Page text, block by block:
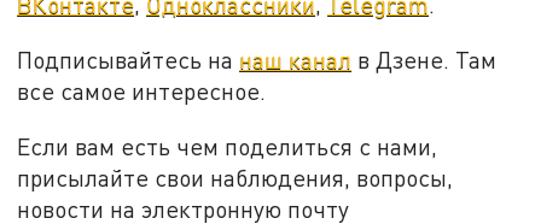
Подписывайтесь на наш канал в Дзене. Там
все самое интересное.
Если вам есть чем поделиться с нами,
присылайте свои наблюдения, вопросы,
новости на электронную почту